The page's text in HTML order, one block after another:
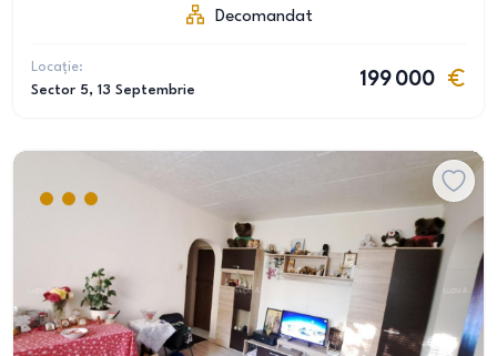
Decomandat
Locație:
Sector 5, 13 Septembrie
199 000